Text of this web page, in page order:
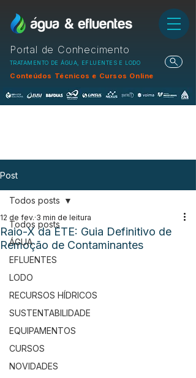
Portal de Conhecimento
TRATAMENTO DE ÁGUA, EFLUENTES E LODO
Conteúdos Técnicos e Cursos Online
Post
Todos posts
ÁGUA
EFLUENTES
LODO
RECURSOS HÍDRICOS
SUSTENTABILIDADE
EQUIPAMENTOS
CURSOS
NOVIDADES
Todos posts
Raio-X da ETE: Guia Definitivo de
Remoção de Contaminantes
12 de fev. 3 min de leitura